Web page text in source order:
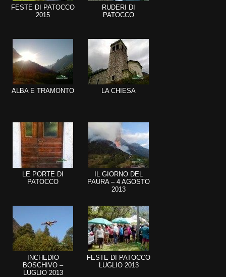
FESTE DI PATOCCO
2015
RUDERI DI
PATOCCO
ALBA E TRAMONTO LA CHIESA
LE PORTE DI
PATOCCO
IL GIORNO DEL
PAURA – 4 AGOSTO
2013
INCHEDIO
BOSCHIVO –
LUGLIO 2013
FESTE DI PATOCCO
LUGLIO 2013